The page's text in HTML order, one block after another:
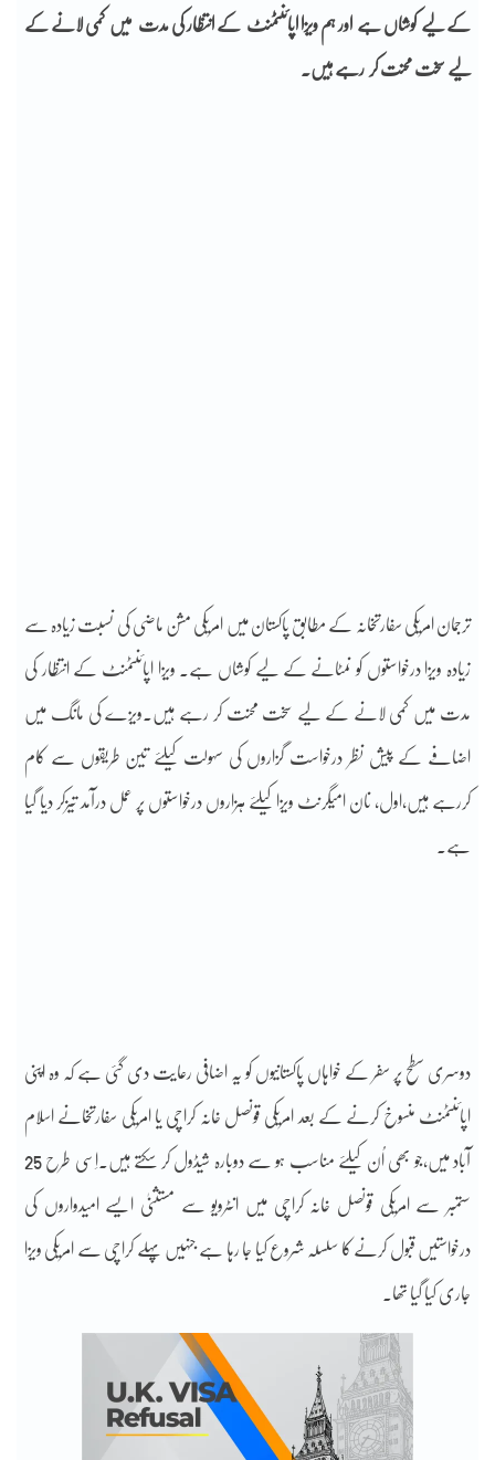
کے لیے کوشاں ہے اور ہم ویزا اپائنٹمنٹ کے انتظار کی مدت میں کمی لانے کے
لیے سخت محنت کر رہے ہیں۔
ترجمان امریکی سفارتخانہ کے مطابق پاکستان میں امریکی مشن ماضی کی نسبت زیادہ سے
زیادہ ویزا درخواستوں کو نمٹانے کے لیے کوشاں ہے۔ ویزا اپائنٹمنٹ کے انتظار کی
مدت میں کمی لانے کے لیے سخت محنت کر رہے ہیں۔ویزے کی مانگ میں
اضافے کے پیش نظر درخواست گزاروں کی سہولت کیلئے تین طریقوں سے کام
کررہے ہیں،اول، نان امیگرنٹ ویزا کیلئے ہزاروں درخواستوں پر عمل درآمد تیزکر دیا گیا
ہے۔
دوسری سطح پر سفر کے خواہاں پاکستانیوں کو یہ اضافی رعایت دی گئی ہے کہ وہ اپنی
اپائنٹمنٹ منسوخ کرنے کے بعد امریکی قونصل خانہ کراچی یا امریکی سفارتخانے اسلام
آباد میں،جو بھی اُن کیلئے مناسب ہو سے دوبارہ شیڈول کر سکتے ہیں۔اِسی طرح 25
ستمبر سے امریکی قونصل خانہ کراچی میں انٹرویو سے مستثنیٰ ایسے امیدواروں کی
درخواستیں قبول کرنے کا سلسلہ شروع کیا جا رہا ہے جنہیں پہلے کراچی سے امریکی ویزا
جاری کیا گیا تھا۔